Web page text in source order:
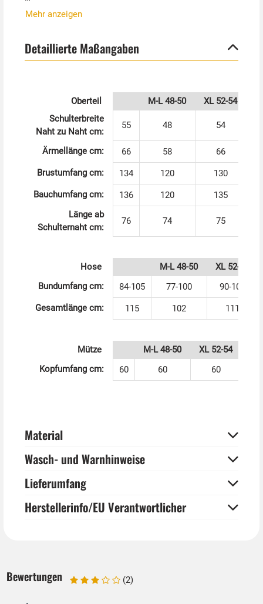
Fußfesseln, Ketten, Tattoo Armstulpen und
Tipp von Kostümpalast:
die Polizei kommt. Ein sexy Polizistinnen Kostüm ist
übrigens das perfekte Partnerkostüm zum Sträfling.
Mehr anzeigen
Detaillierte Maßangaben
Oberteil M-L 48-50 XL 52-54
Schulterbreite
Naht zu Naht cm:
55 48 54
Ärmellänge cm: 66 58
66
Brustumfang cm:
134 120
130
Bauchumfang cm:
136 120
135
Länge ab
Schulternaht cm:
76 74 75
Hose M-L 48-50
XL 52-54
Bundumfang cm:
84-105 77-100
90-105
Gesamtlänge cm:
115 102 111
Mütze M-L 48-50 XL 52-54
Kopfumfang cm:
60 60 60
Material
Wasch- und Warnhinweise
Lieferumfang
Herstellerinfo/EU Verantwortlicher
Bewertungen (2)